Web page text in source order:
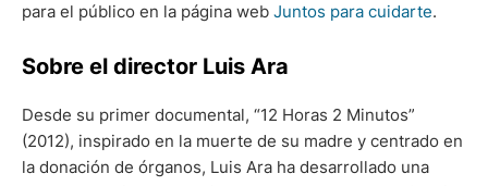
para el público en la página web Juntos para cuidarte.
Sobre el director Luis Ara
Desde su primer documental, “12 Horas 2 Minutos”
(2012), inspirado en la muerte de su madre y centrado en
la donación de órganos, Luis Ara ha desarrollado una